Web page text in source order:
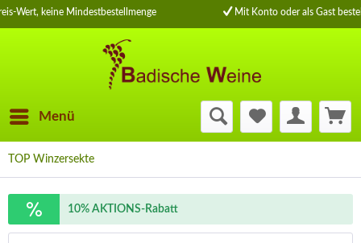
Wert, keine Mindestbestellmenge Mit Konto oder als Gast
Menü
TOP Winzersekte
10% AKTIONS-Rabatt